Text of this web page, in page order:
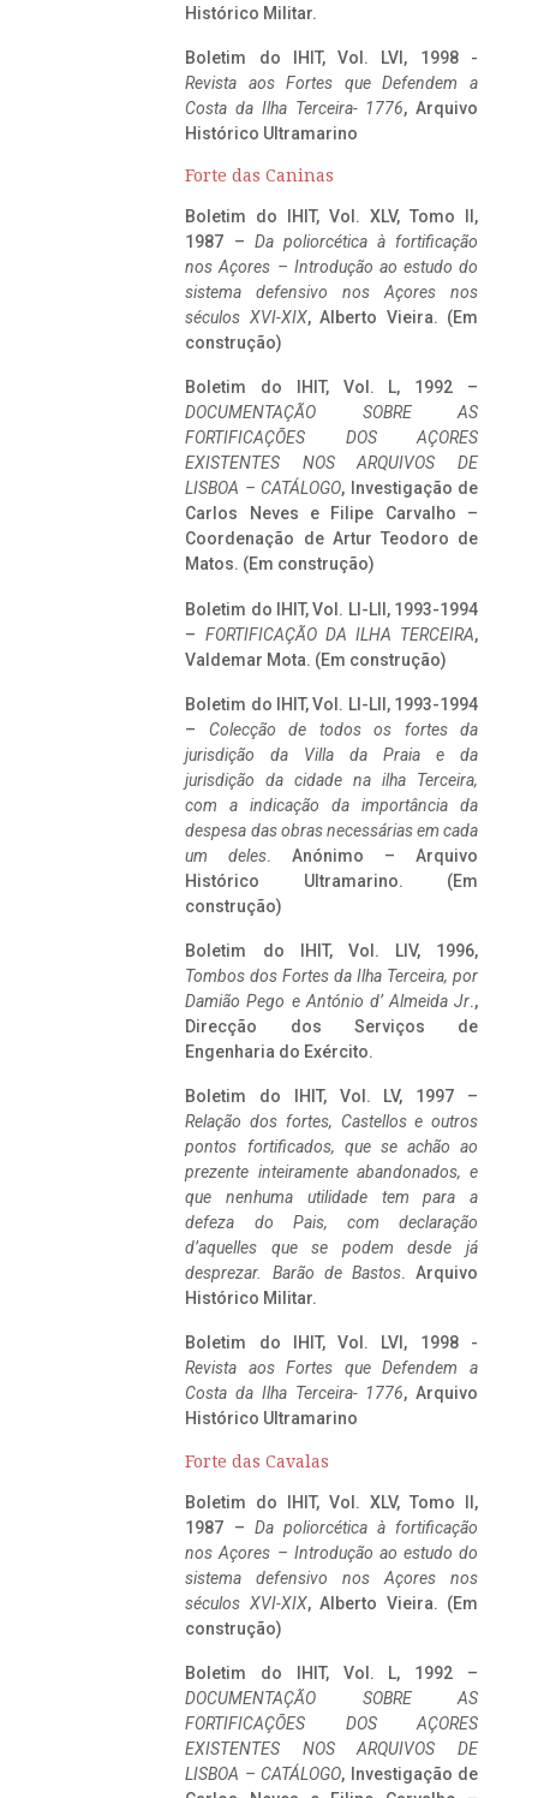
Histórico Militar.
Boletim do IHIT, Vol. LVI, 1998 -
Revista aos Fortes que Defendem a
Costa da Ilha Terceira- 1776, Arquivo
Histórico Ultramarino
Forte das Caninas
Boletim do IHIT, Vol. XLV, Tomo II,
1987 – Da poliorcética à fortificação
nos Açores – Introdução ao estudo do
sistema defensivo nos Açores nos
séculos XVI-XIX, Alberto Vieira. (Em
construção)
Boletim do IHIT, Vol. L, 1992 –
DOCUMENTAÇÃO SOBRE AS
FORTIFICAÇÕES DOS AÇORES
EXISTENTES NOS ARQUIVOS DE
LISBOA – CATÁLOGO, Investigação de
Carlos Neves e Filipe Carvalho –
Coordenação de Artur Teodoro de
Matos. (Em construção)
Boletim do IHIT, Vol. LI-LII, 1993-1994
– FORTIFICAÇÃO DA ILHA TERCEIRA,
Valdemar Mota. (Em construção)
Boletim do IHIT, Vol. LI-LII, 1993-1994
– Colecção de todos os fortes da
jurisdição da Villa da Praia e da
jurisdição da cidade na ilha Terceira,
com a indicação da importância da
despesa das obras necessárias em cada
um deles. Anónimo – Arquivo
Histórico Ultramarino. (Em
construção)
Boletim do IHIT, Vol. LIV, 1996,
Tombos dos Fortes da Ilha Terceira, por
Damião Pego e António d’ Almeida Jr.,
Direcção dos Serviços de
Engenharia do Exército.
Boletim do IHIT, Vol. LV, 1997 –
Relação dos fortes, Castellos e outros
pontos fortificados, que se achão ao
prezente inteiramente abandonados, e
que nenhuma utilidade tem para a
defeza do Pais, com declaração
d’aquelles que se podem desde já
desprezar. Barão de Bastos. Arquivo
Histórico Militar.
Boletim do IHIT, Vol. LVI, 1998 -
Revista aos Fortes que Defendem a
Costa da Ilha Terceira- 1776, Arquivo
Histórico Ultramarino
Forte das Cavalas
Boletim do IHIT, Vol. XLV, Tomo II,
1987 – Da poliorcética à fortificação
nos Açores – Introdução ao estudo do
sistema defensivo nos Açores nos
séculos XVI-XIX, Alberto Vieira. (Em
construção)
Boletim do IHIT, Vol. L, 1992 –
DOCUMENTAÇÃO SOBRE AS
FORTIFICAÇÕES DOS AÇORES
EXISTENTES NOS ARQUIVOS DE
LISBOA – CATÁLOGO, Investigação de